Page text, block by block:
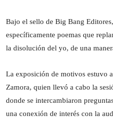
Bajo el sello de Big Bang
específicamente poemas que
la disolución del yo, de una
La exposición de motivos estuvo
Zamora, quien llevó a cabo la
donde se intercambiaron
una conexión de interés con la